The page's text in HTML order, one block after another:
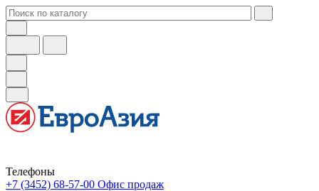
Телефоны
+7 (3452) 68-57-00 Офис продаж